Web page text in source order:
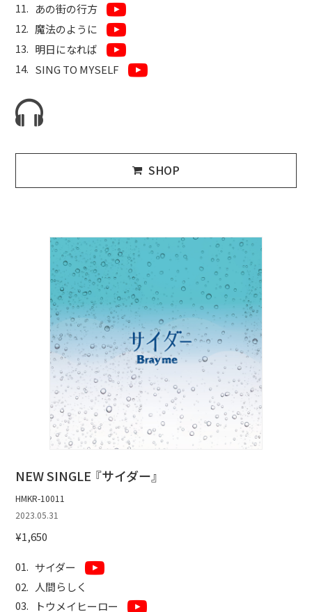
あの街の行方
魔法のように
明日になれば
SING TO MYSELF
SHOP
NEW SINGLE 『サイダー』
HMKR-10011
2023.05.31
¥1,650
サイダー
人間らしく
トウメイヒーロー